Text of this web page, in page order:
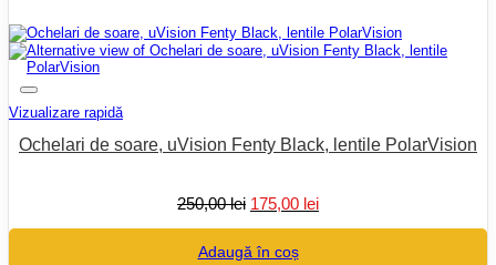
Vizualizare rapidă
Ochelari de soare, uVision Fenty Black, lentile PolarVision
250,00lei Prețul
fost:
175,00 leiPrețul
Adaugă în coș